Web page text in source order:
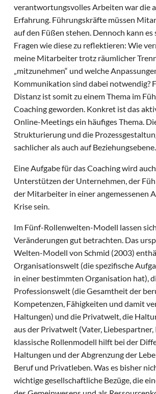
verantwortungsvolles Arbeiten war die
Erfahrung. Führungskräfte müssen
auf den Füßen stehen. Dennoch kann es
Fragen wie diese zu reflektieren: Wie
meine Mitarbeiter trotz räumlicher
„mitzunehmen“ und welche
Kommunikation sind dabei notwendig?
Distanz ist somit zu einem Thema im
Coaching geworden. Konkret ist das
Online-Meetings ein häufiges Thema.
Strukturierung und die
sachlicher als auch auf Beziehungsebene.
Eine Aufgabe für das Coaching wird
Unterstützen der Unternehmen, der
der Mitarbeiter in einer angemessenen
Krise sein.
Im Fünf-Rollenwelten-Modell lassen
Veränderungen gut betrachten. Das
Welten-Modell von Schmid (2003)
Organisationswelt (die spezifische
in einer bestimmten Organisation hat),
Professionswelt (die Gesamtheit der
Kompetenzen, Fähigkeiten und damit
Haltungen) und die Privatwelt, die
aus der Privatwelt (Vater,
klassische Rollenmodell hilft bei der
Haltungen und der Abgrenzung der
Beruf und Privatleben. Was es bisher
wichtige gesellschaftliche Bezüge, die